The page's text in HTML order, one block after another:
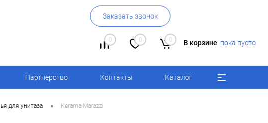
Заказать звонок
0 0 0 В корзине пока пусто
Партнерство Контакты Каталог
для унитаза • Kerama Marazzi